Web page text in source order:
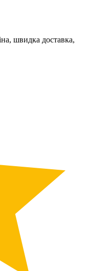
швидка доставка,